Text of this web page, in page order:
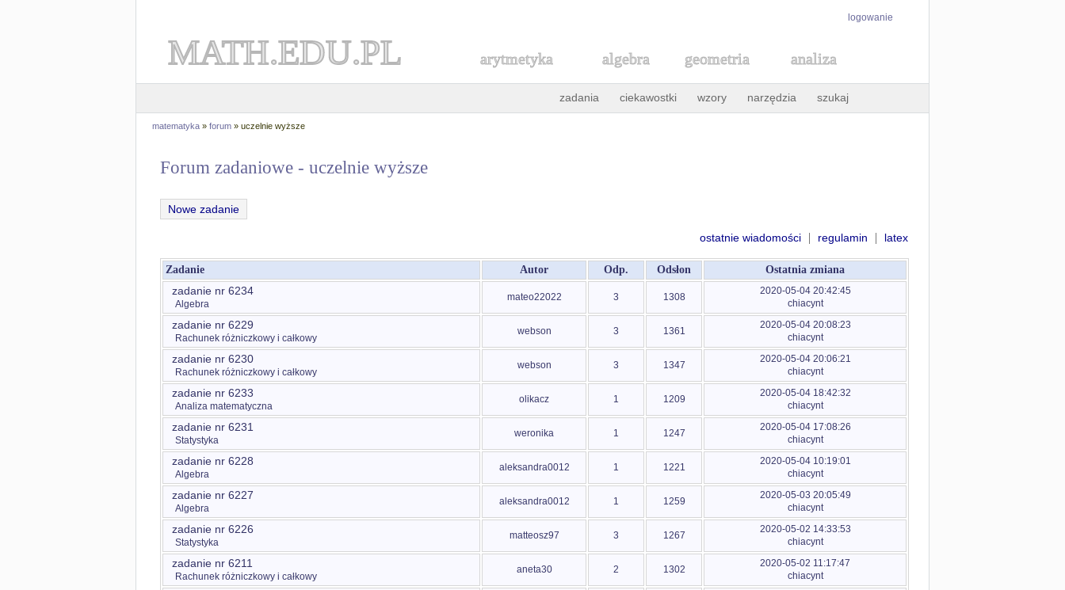
logowanie
MATH.EDU.PL arytmetyka algebra geometria analiza
zadania ciekawostki wzory narzędzia szukaj
matematyka » forum » uczelnie wyższe
Forum zadaniowe - uczelnie wyższe
Nowe zadanie
ostatnie wiadomości | regulamin | latex
Zadanie Autor Odp. Odsłon Ostatnia zmiana
zadanie nr 6234
Algebra
mateo22022 3 1308
2020-05-04 20:42:45
chiacynt
zadanie nr 6229
Rachunek różniczkowy i całkowy
webson 3 1361
2020-05-04 20:08:23
chiacynt
zadanie nr 6230
Rachunek różniczkowy i całkowy
webson 3 1347
2020-05-04 20:06:21
chiacynt
zadanie nr 6233
Analiza matematyczna
olikacz 1 1209
2020-05-04 18:42:32
chiacynt
zadanie nr 6231
Statystyka
weronika 1 1247
2020-05-04 17:08:26
chiacynt
zadanie nr 6228
Algebra
aleksandra0012 1 1221
2020-05-04 10:19:01
chiacynt
zadanie nr 6227
Algebra
aleksandra0012 1 1259
2020-05-03 20:05:49
chiacynt
zadanie nr 6226
Statystyka
matteosz97 3 1267
2020-05-02 14:33:53
chiacynt
zadanie nr 6211
Rachunek różniczkowy i całkowy
aneta30 2 1302
2020-05-02 11:17:47
chiacynt